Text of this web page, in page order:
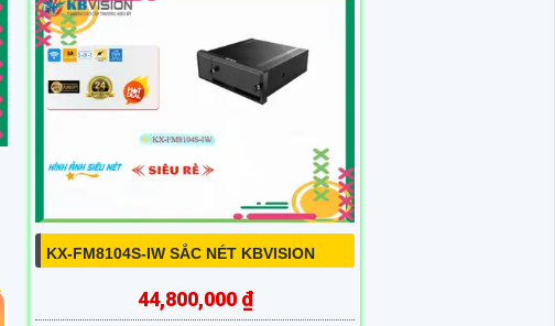
KX-FM8104S-IW SẮC NÉT KBVISION
44,800,000 ₫